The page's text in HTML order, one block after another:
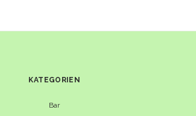
KATEGORIEN
Bar